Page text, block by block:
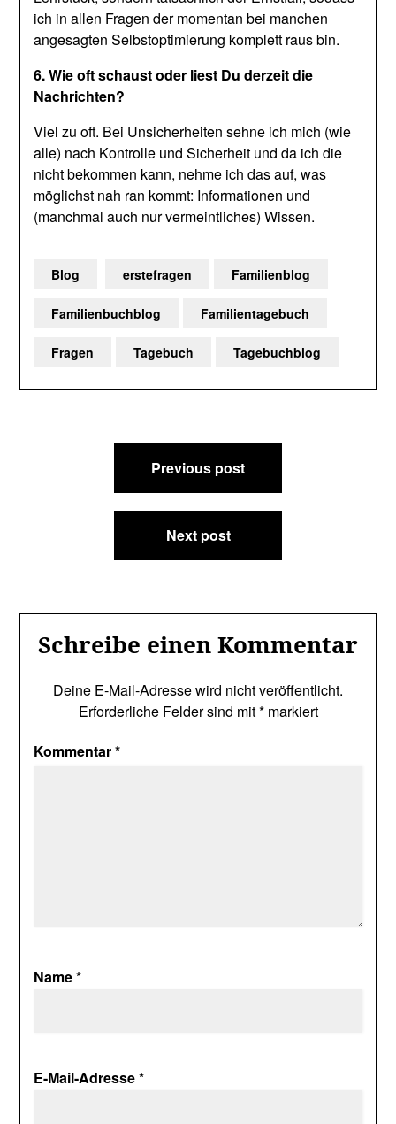
ich in allen Fragen der momentan bei manchen
angesagten Selbstoptimierung komplett raus bin.
6. Wie oft schaust oder liest Du derzeit die
Nachrichten?
Viel zu oft. Bei Unsicherheiten sehne ich mich (wie
alle) nach Kontrolle und Sicherheit und da ich die
nicht bekommen kann, nehme ich das auf, was
möglichst nah ran kommt: Informationen und
(manchmal auch nur vermeintliches) Wissen.
Blog erstefragen Familienblog
Familienbuchblog Familientagebuch
Fragen Tagebuch Tagebuchblog
Beitragsnavigation
Previous post
Next post
Schreibe einen Kommentar
Deine E-Mail-Adresse wird nicht veröffentlicht.
Erforderliche Felder sind mit*markiert
Kommentar*
Name*
E-Mail-Adresse*